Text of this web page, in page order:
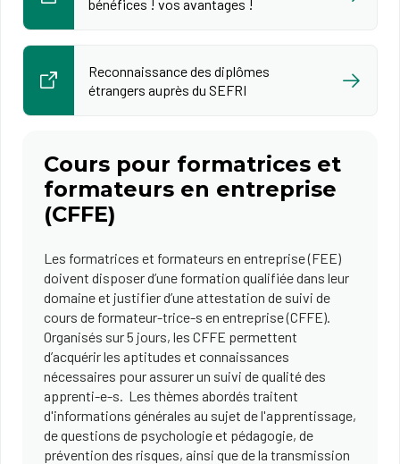
bénéfices ! vos avantages !
Reconnaissance des diplômes
étrangers auprès du SEFRI
Cours pour formatrices et
formateurs en entreprise
(CFFE)
Les formatrices et formateurs en entreprise (FEE)
doivent disposer d’une formation qualifiée dans leur
domaine et justifier d’une attestation de suivi de
cours de formateur-trice-s en entreprise (CFFE).
Organisés sur 5 jours, les CFFE permettent
d’acquérir les aptitudes et connaissances
nécessaires pour assurer un suivi de qualité des
apprenti-e-s. Les thèmes abordés traitent
d'informations générales au sujet de l'apprentissage,
de questions de psychologie et pédagogie, de
prévention des risques, ainsi que de la transmission